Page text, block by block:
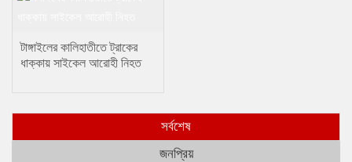
টাঙ্গাইলের কালিহাতীতে ট্রাকের
ধাক্কায় সাইকেল আরোহী নিহত
সর্বশেষ
জনপ্রিয়